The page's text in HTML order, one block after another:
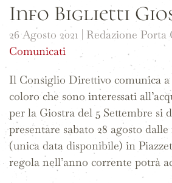
Info Biglietti
26 Agosto 2021 | Redazione Porta
Comunicati
Il Consiglio Direttivo comunica a
coloro che sono interessati
per la Giostra del 5 Settembre si
presentare sabato 28 agosto dalle
(unica data disponibile) in
regola nell’anno corrente potrà